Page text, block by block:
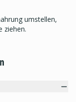
umstellen,
ziehen.